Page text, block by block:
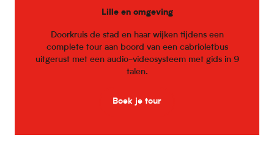
Lille en omgeving
Doorkruis de stad en haar wijken tijdens een
complete tour aan boord van een cabrioletbus
uitgerust met een audio-videosysteem met gids in 9
talen.
Boek je tour